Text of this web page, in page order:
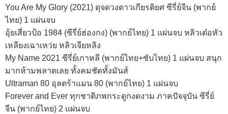
You Are My Glory (2021) ดุจดวงดาวเกียรติยศ ซีรี่ย์จีน (พากย์
ไทย) 1 แผ่นจบ
อุ้ยเสี่ยวป้อ 1984 (ซีรี่ย์ฮ่องกง) (พากย์ไทย) 1 แผ่นจบ หลิวเต๋อหัว
เหลียงเฉาเหว่ย หลิวเจียหลิง
My Name 2021 ซีรี่ย์เกาหลี (พากย์ไทย+ซับไทย) 1 แผ่นจบ สนุก
มากห้ามพลาดเลย ทั้งคมชัดทั้งมันส์
Ultraman 80 อุลตร้าแมน 80 (พากย์ไทย) 1 แผ่นจบ
Forever and Ever ทุกชาติภพกระดูกงดงาม ภาคปัจจุบัน ซีรี่ย์
จีน (พากย์ไทย) 2 แผ่นจบ